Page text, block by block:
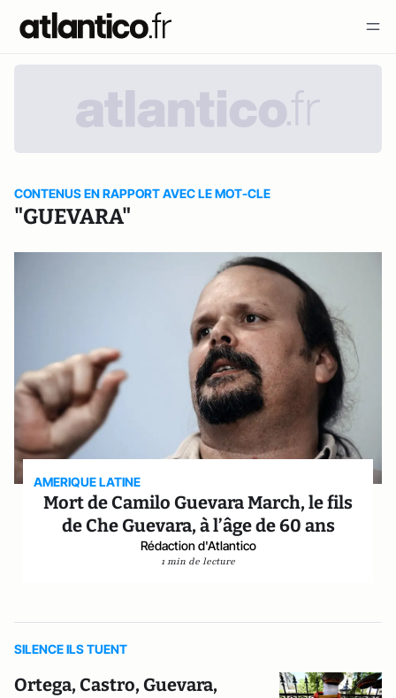
CONTENUS EN RAPPORT AVEC LE MOT-CLE
"GUEVARA"
AMERIQUE LATINE
Mort de Camilo Guevara March, le fils
de Che Guevara, à l’âge de 60 ans
Rédaction d'Atlantico
1 min de lecture
SILENCE ILS TUENT
Ortega, Castro, Guevara,